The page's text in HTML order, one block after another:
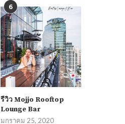
6
รีวิว Mojjo Rooftop
Lounge Bar
มกราคม 25, 2020